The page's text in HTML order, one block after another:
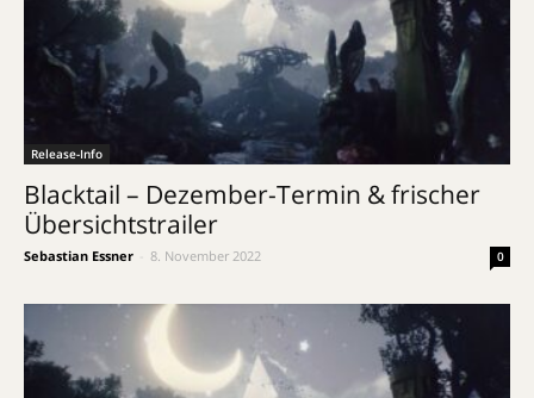
Release-Info
Blacktail – Dezember-Termin & frischer
Übersichtstrailer
Sebastian Essner 8. November 2022 0